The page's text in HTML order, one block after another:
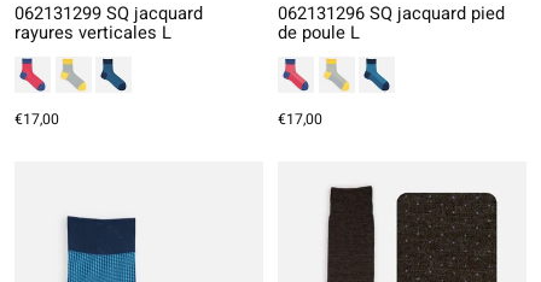
062131299 SQ jacquard
rayures verticales L
€17,00
062131296 SQ jacquard pied
de poule L
€17,00